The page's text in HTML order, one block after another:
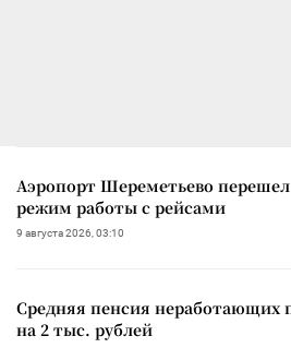
Аэропорт Шереметьево
режим работы с рейсами
9 августа 2026, 03:10
Средняя пенсия неработающих
на 2 тыс. рублей